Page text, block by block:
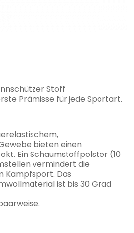
Stoff
Prämisse für jede Sportart.
bieten einen
Ein Schaumstoffpolster (10
vermindert die
Kampfsport. Das
ist bis 30 Grad